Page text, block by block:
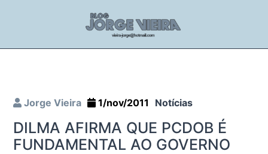
Jorge Vieira 1/nov/2011 Notícias
DILMA AFIRMA QUE PCDOB É
FUNDAMENTAL AO GOVERNO